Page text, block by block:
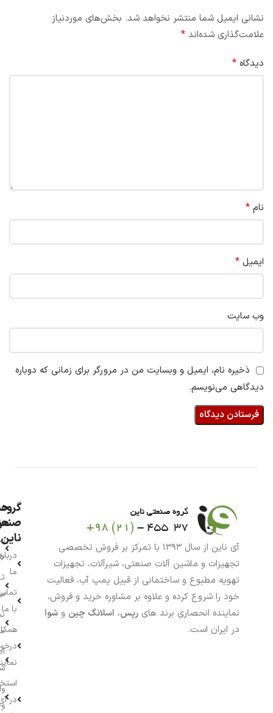
نشانی ایمیل شما منتشر نخواهد شد. بخش‌های موردنیاز
علامت‌گذاری شده‌اند *
دیدگاه *
نام *
ایمیل *
وب‌ سایت
ذخیره نام، ایمیل و وبسایت من در مرورگر برای زمانی که دوباره
دیدگاهی می‌نویسم.
آی ناین از سال ۱۳۹۳ با تمرکز بر فروش تخصصی
تجهیزات و ماشین آلات صنعتی، شیرآلات، تجهیزات
تهویه مطبوع و ساختمانی از قبیل پمپ آب، فعالیت
خود را شروع کرده و علاوه بر مشاوره خرید و فروش،
نماینده انحصاری برند های رپس، اسلانگ چین و شوا
در ایران است.
گروه
ناین
ما
با ما
در